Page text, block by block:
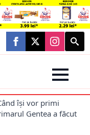
Search
for:
își vor primi
Gentea a făcut